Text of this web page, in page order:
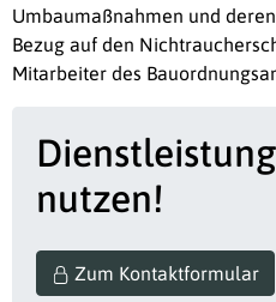
Umbaumaßnahmen und
Bezug auf den
Mitarbeiter des
nutzen!
Zum Kontaktformular